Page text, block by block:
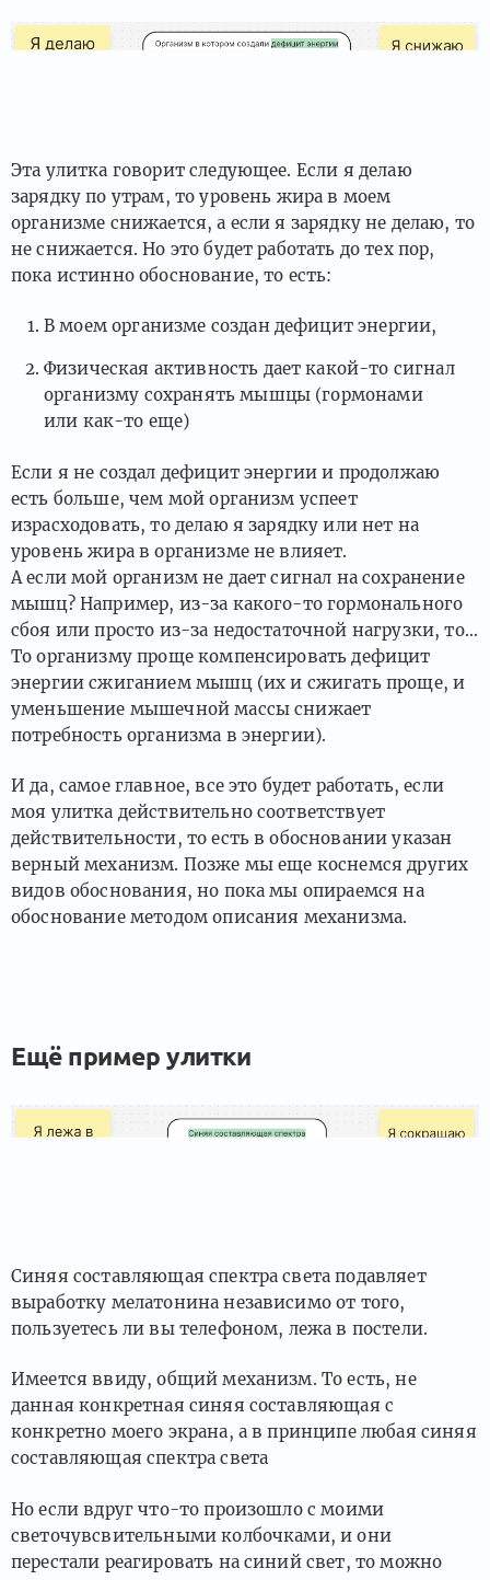
Эта улитка говорит следующее. Если я делаю
зарядку по утрам, то уровень жира в моем
организме снижается, а если я зарядку не делаю, то
не снижается. Но это будет работать до тех пор,
пока истинно обоснование, то есть:
В моем организме создан дефицит энергии,
Физическая активность дает какой-то сигнал
организму сохранять мышцы (гормонами
или как-то еще)
Если я не создал дефицит энергии и продолжаю
есть больше, чем мой организм успеет
израсходовать, то делаю я зарядку или нет на
уровень жира в организме не влияет.
А если мой организм не дает сигнал на сохранение
мышц? Например, из-за какого-то гормонального
сбоя или просто из-за недостаточной нагрузки, то…
То организму проще компенсировать дефицит
энергии сжиганием мышц (их и сжигать проще, и
уменьшение мышечной массы снижает
потребность организма в энергии).
И да, самое главное, все это будет работать, если
моя улитка действительно соответствует
действительности, то есть в обосновании указан
верный механизм. Позже мы еще коснемся других
видов обоснования, но пока мы опираемся на
обоснование методом описания механизма.
Ещё пример улитки
Синяя составляющая спектра света подавляет
выработку мелатонина независимо от того,
пользуетесь ли вы телефоном, лежа в постели.
Имеется ввиду, общий механизм. То есть, не
данная конкретная синяя составляющая с
конкретно моего экрана, а в принципе любая синяя
составляющая спектра света
Но если вдруг что-то произошло с моими
светочувсвительными колбочками, и они
перестали реагировать на синий свет, то можно